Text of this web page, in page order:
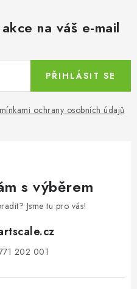
na váš e-mail
ochrany osobních údajů
PŘIHLÁSIT SE
s výběrem
Jsme tu pro vás!
202 001​